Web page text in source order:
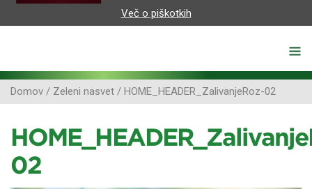
Več o piškotkih
Domov / Zeleni nasvet / HOME_HEADER_ZalivanjeRoz-02
02